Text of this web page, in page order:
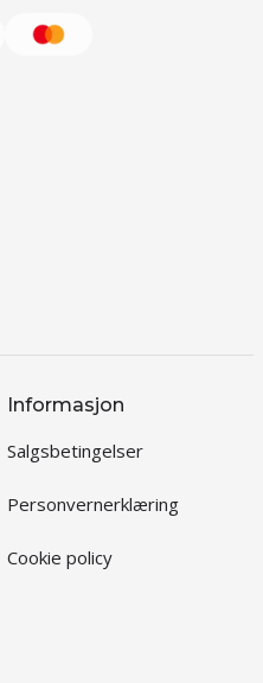
Informasjon
Salgsbetingelser
Personvernerklæring
Cookie policy